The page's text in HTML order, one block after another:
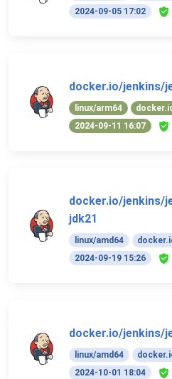
2024-09-05 17:02
docker.io/jenkins/
linux/arm64
2024-09-11 16:07
docker.io/jenkins/
jdk21
linux/amd64
2024-09-19 15:26
docker.io/jenkins/
linux/amd64
2024-10-01 18:04